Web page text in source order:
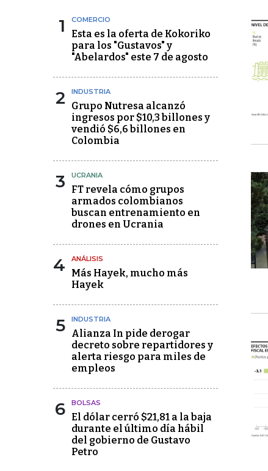
1 COMERCIO
Esta es la oferta de Kokoriko
para los "Gustavos" y
"Abelardos" este 7 de agosto
2 INDUSTRIA
Grupo Nutresa alcanzó
ingresos por $10,3 billones y
vendió $6,6 billones en
Colombia
3 UCRANIA
FT revela cómo grupos
armados colombianos
buscan entrenamiento en
drones en Ucrania
4 ANÁLISIS
Más Hayek, mucho más
Hayek
5 INDUSTRIA
Alianza In pide derogar
decreto sobre repartidores y
alerta riesgo para miles de
empleos
6 BOLSAS
El dólar cerró $21,81 a la baja
durante el último día hábil
del gobierno de Gustavo
Petro